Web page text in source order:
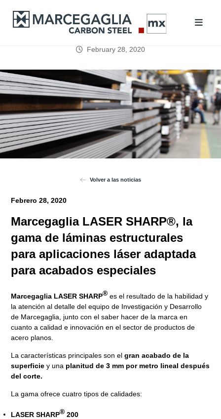
February 28, 2020
Volver a las noticias
Febrero 28, 2020
Marcegaglia LASER SHARP®, la
gama de láminas estructurales
para aplicaciones láser adaptada
para acabados especiales
Marcegaglia LASER SHARP® es el resultado de la habilidad y
la atención al detalle del equipo de Investigación y Desarrollo
de Marcegaglia, junto con el saber hacer de la marca en
cuanto a calidad e innovación en el sector de productos de
acero planos.
La características principales son elgran acabado de la
superficiey una planitud de 3 mm por metro lineal después
del corte.
La gama ofrece cuatro tipos de calidades:
LASER SHARP®200